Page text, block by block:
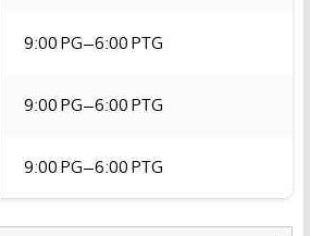
9:00 PG–6:00 PTG
9:00 PG–6:00 PTG
9:00 PG–6:00 PTG